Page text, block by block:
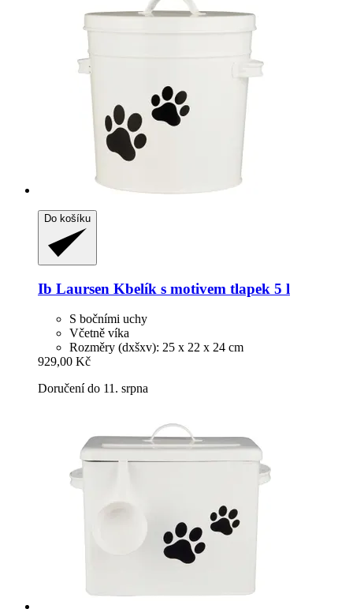
Do košíku
Ib Laursen Kbelík s motivem tlapek 5 l
S bočními uchy
Včetně víka
Rozměry (dxšxv): 25 x 22 x 24 cm
929,00 Kč
Doručení do 11. srpna